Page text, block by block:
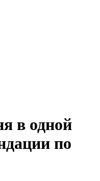
в одной
по